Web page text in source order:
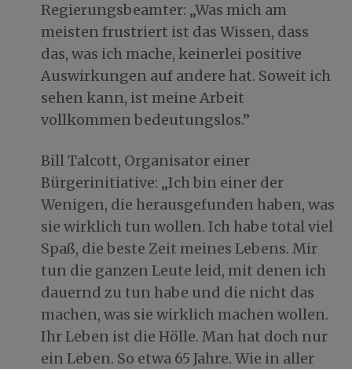
Regierungsbeamter: „Was mich am
meisten frustriert ist das Wissen, dass
das, was ich mache, keinerlei positive
Auswirkungen auf andere hat. Soweit ich
sehen kann, ist meine Arbeit
vollkommen bedeutungslos.”
Bill Talcott, Organisator einer
Bürgerinitiative: „Ich bin einer der
Wenigen, die herausgefunden haben, was
sie wirklich tun wollen. Ich habe total viel
Spaß, die beste Zeit meines Lebens. Mir
tun die ganzen Leute leid, mit denen ich
dauernd zu tun habe und die nicht das
machen, was sie wirklich machen wollen.
Ihr Leben ist die Hölle. Man hat doch nur
ein Leben. So etwa 65 Jahre. Wie in aller